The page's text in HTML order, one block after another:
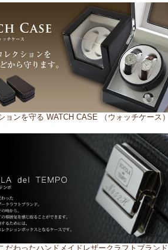
ョンを守る WATCH CASE （ウォッチケース）
だわったハンドメイドレザークラフトブランド